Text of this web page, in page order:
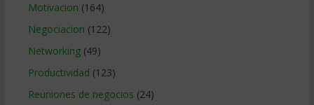
Motivacion (164)
Negociacion (122)
Networking(49)
Productividad (123)
Reuniones de negocios (24)